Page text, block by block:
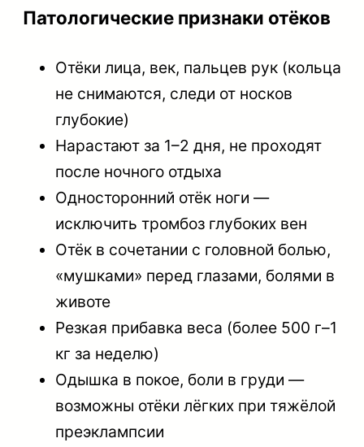
Патологические признаки отёков
Отёки лица, век, пальцев рук (кольца
не снимаются, следи от носков
глубокие)
Нарастают за 1–2 дня, не проходят
после ночного отдыха
Односторонний отёк ноги —
исключить тромбоз глубоких вен
Отёк в сочетании с головной болью,
«мушками» перед глазами, болями в
животе
Резкая прибавка веса (более 500 г–1
кг за неделю)
Одышка в покое, боли в груди —
возможны отёки лёгких при тяжёлой
преэклампсии